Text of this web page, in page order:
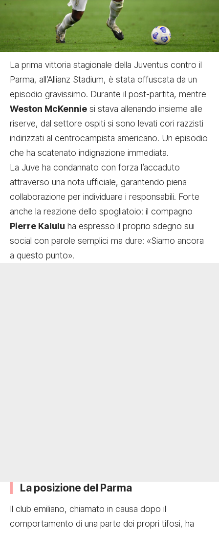
La prima vittoria stagionale della Juventus contro il
Parma, all’Allianz Stadium, è stata offuscata da un
episodio gravissimo. Durante il post-partita, mentre
Weston McKennie si stava allenando insieme alle
riserve, dal settore ospiti si sono levati cori razzisti
indirizzati al centrocampista americano. Un episodio
che ha scatenato indignazione immediata.
La Juve ha condannato con forza l’accaduto
attraverso una nota ufficiale, garantendo piena
collaborazione per individuare i responsabili. Forte
anche la reazione dello spogliatoio: il compagno
Pierre Kalulu ha espresso il proprio sdegno sui
social con parole semplici ma dure: «Siamo ancora
a questo punto».
La posizione del Parma
Il club emiliano, chiamato in causa dopo il
comportamento di una parte dei propri tifosi, ha